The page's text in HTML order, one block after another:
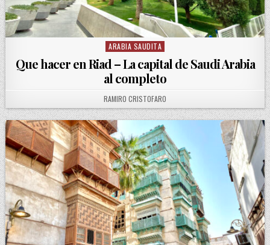
Posted in
ARABIA SAUDITA
Que hacer en Riad – La capital de Saudi Arabia
al completo
AUTHOR:
RAMIRO CRISTOFARO